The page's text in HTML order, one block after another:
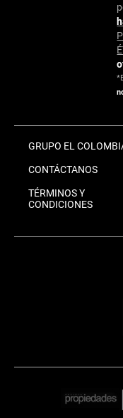
GRUPO EL
CONTÁCTANOS
TÉRMINOS Y
CONDICIONES